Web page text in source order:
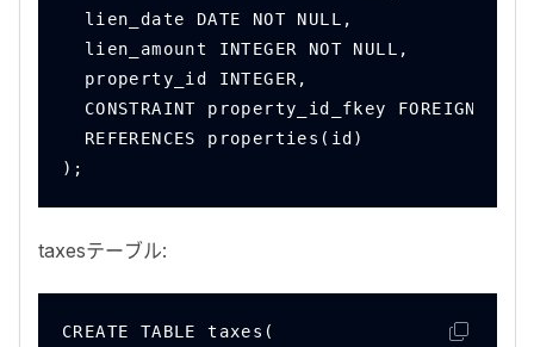
  lien_date DATE NOT NULL,
  lien_amount INTEGER NOT NULL,
  property_id INTEGER,
CONSTRAINT property_id_fkey FOREIGN
  REFERENCES properties(id)
);
taxesテーブル:
CREATE TABLE taxes(